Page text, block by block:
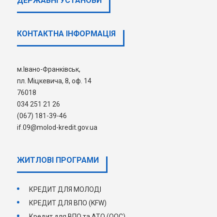
ПЕРЕМОЖЦЯМИ для отримання пільгового
іпотечного кредиту на придбання житла, можна
Тел. для довідок: (0342) 51-21-26; (067) 181-39-
КОНТАКТНА ІНФОРМАЦІЯ
м.Івано-Франківськ,
пл. Міцкевича, 8, оф. 14
76018
034 251 21 26
(067) 181-39-46
if.09@molod-kredit.gov.ua
ЖИТЛОВІ ПРОГРАМИ
КРЕДИТ ДЛЯ МОЛОДІ
КРЕДИТ ДЛЯ ВПО (KFW)